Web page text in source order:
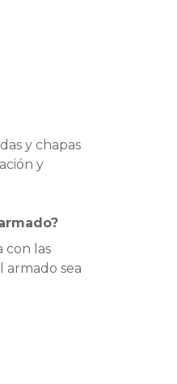
y chapas
y
con las
armado sea